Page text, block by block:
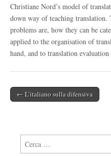
Christiane Nord’s model of
down way of teaching
problems are, how they can be
applied to the organisation of
hand, and to translation evaluation
Post navigation
← L’italiano sulla difensiva
Ricerca per: